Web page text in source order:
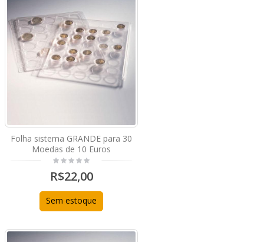
Folha sistema GRANDE para 30
Moedas de 10 Euros
R$22,00
Sem estoque